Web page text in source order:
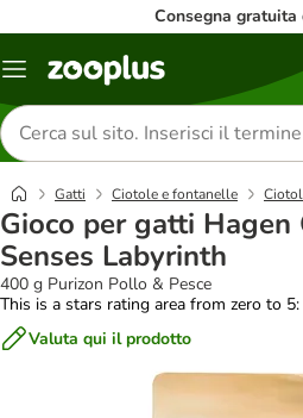
Consegna gratuita
Overview
Cerca
prodotti
Gatti Ciotole e fontanelle
Gioco per gatti Hagen
Senses Labyrinth
400 g Purizon Pollo & Pesce
This is a stars rating area from zero to
Valuta qui il prodotto